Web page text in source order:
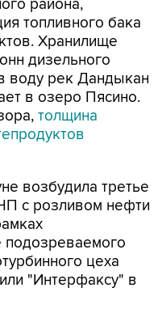
района,
топливного бака
Хранилище
дизельного
воду рек Дандыкан
в озеро Пясино.
толщина
возбудила третье
с розливом нефти
подозреваемого
цеха
"Интерфаксу" в